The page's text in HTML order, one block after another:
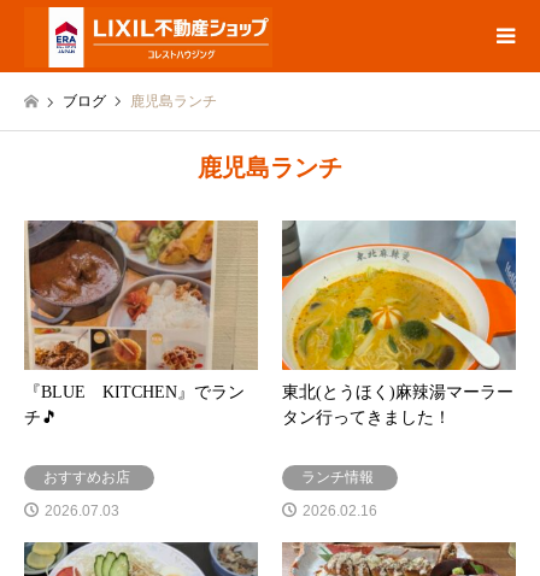
ブログ 鹿児島ランチ
鹿児島ランチ
『BLUE KITCHEN』でラン
チ🎵
おすすめお店
2026.07.03
東北(とうほく)麻辣湯マーラー
タン行ってきました！
ランチ情報
2026.02.16